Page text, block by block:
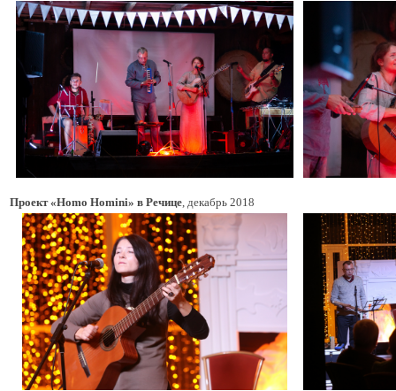
Проект «Homo Homini» в Речице, декабрь 2018